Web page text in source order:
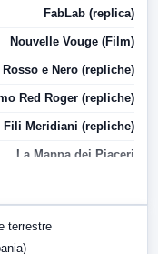
FabLab (replica)
Nouvelle Vouge (Film)
Rosso e Nero (repliche)
Red Roger (repliche)
Fili Meridiani (repliche)
La Mappa dei Piaceri
terrestre